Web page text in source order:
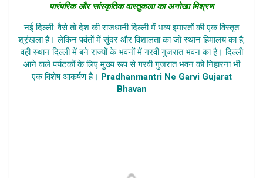
पारंपरिक और सांस्कृतिक वास्तुकला का अनोखा मिश्रण
नई दिल्ली: वैसे तो देश की राजधानी दिल्ली में भव्य इमारतों की एक विस्तृत
श्रृंखला है। लेकिन पर्वतों में सुंदर और विशालता का जो स्थान हिमालय का है,
वही स्थान दिल्ली में बने राज्यों के भवनों में गरवी गुजरात भवन का है। दिल्ली
आने वाले पर्यटकों के लिए मुख्य रूप से गरवी गुजरात भवन को निहारना भी
एक विशेष आकर्षण है। Pradhanmantri Ne Garvi Gujarat
Bhavan